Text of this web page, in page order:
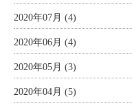
2020年07月 (4)
2020年06月 (4)
2020年05月 (3)
2020年04月 (5)